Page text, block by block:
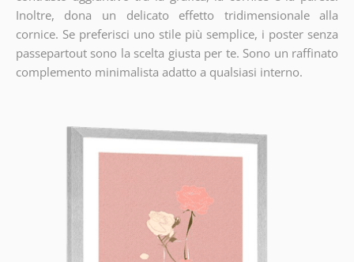
Inoltre, dona un delicato effetto tridimensionale alla
cornice. Se preferisci uno stile più semplice, i poster senza
passepartout sono la scelta giusta per te. Sono un raffinato
complemento minimalista adatto a qualsiasi interno.